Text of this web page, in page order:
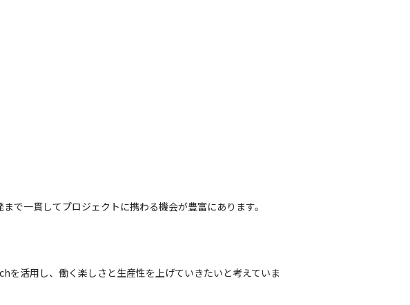
で一貫してプロジェクトに携わる機会が豊富にあります。
活用し、働く楽しさと生産性を上げていきたいと考えていま